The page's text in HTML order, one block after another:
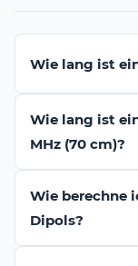
Wie lang ist
Wie lang ist
MHz (70 cm)?
Wie berechne
Dipols?